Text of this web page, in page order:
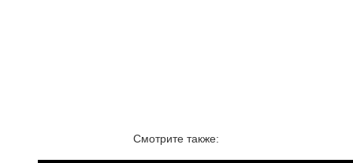
Смотрите также: